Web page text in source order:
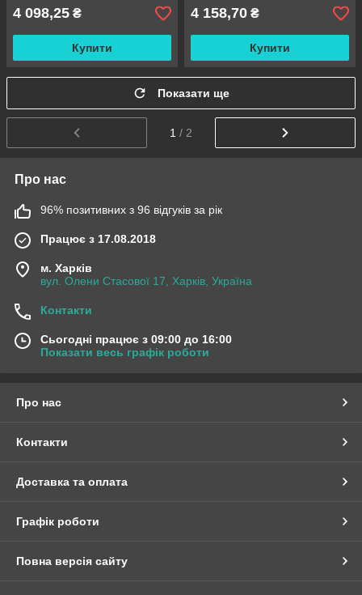
4 098,25 ₴
Купити
4 158,70 ₴
Купити
Показати ще
1 / 2
Про нас
96% позитивних з 96 відгуків за рік
Працює з 17.08.2018
м. Харків
вул. Олени Стасової 17, Харків, Україна
Контакти
Сьогодні працює з 09:00 до 16:00
Показати весь графік роботи
Про нас
Контакти
Доставка та оплата
Графік роботи
Повна версія сайту